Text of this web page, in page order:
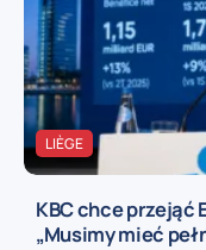
LIÈGE
KBC chce przejąć
„Musimy mieć